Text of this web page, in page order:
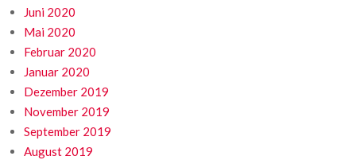
Juni 2020
Mai 2020
Februar 2020
Januar 2020
Dezember 2019
November 2019
September 2019
August 2019